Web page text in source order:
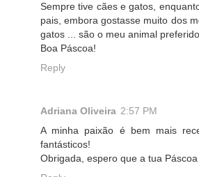
Sempre tive cães e gatos,
pais, embora gostasse muito dos
gatos ... são o meu animal
Boa Páscoa!
Reply
Adriana Oliveira 2:57 PM
A minha paixão é bem mais
fantásticos!
Obrigada, espero que a tua